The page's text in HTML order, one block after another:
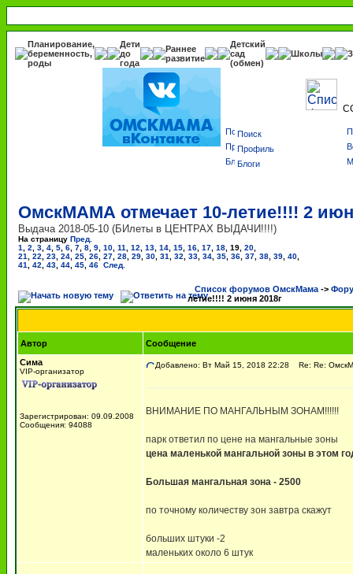
Планирование,
беременность,
роды
Дети
до
года
Раннее
развитие
Детский
сад
(обмен)
Школы
Поиск
Профиль
Блоги
ОмскМАМА отмечает 10-летие!!!! 2
Выдача 2018-05-10 (БИлеты в ЦЕНТРАХ ВЫДАЧИ!!!!)
На страницу Пред.
1
2 3 4 5 6 7 8 9 10 11 12 13 14 15 16 17 18 19 20
21
22 23 24 25 26 27 28 29 30 31 32 33 34 35 36 37 38 39 40
41
42 43 44 45 46 След.
Список форумов ОмскМама ->
летие!!!! 2 июня 2018г
Автор
Сообщение
Сима
VIP-организатор
Зарегистрирован: 09.09.2008
Сообщения: 94088
Добавлено: Вт Май 15, 2018 22:28 Re: Re:
ВНИМАНИЕ ПО МАНГАЛЬНЫМ ЗОНАМ!!!!!!
парк ответил по цене на мангальные зоны
цена маленькой мангальной зоны в этом
Большая мангальная зона - 2500
по точному количеству зон завтра скажут
больших штуки -2
маленьких около 6 штук